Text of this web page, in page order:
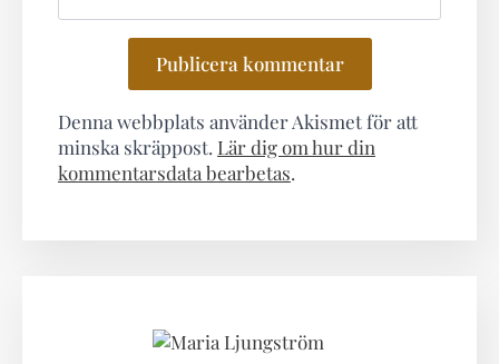
Denna webbplats använder Akismet för att
minska skräppost. Lär dig om hur din
kommentarsdata bearbetas.